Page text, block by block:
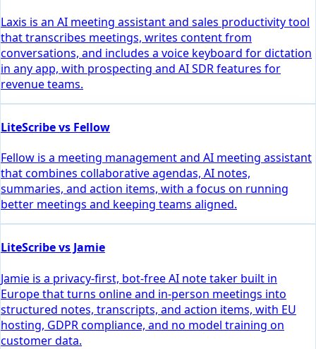
Laxis is an AI meeting assistant and sales productivity tool
that transcribes meetings, writes content from
conversations, and includes a voice keyboard for dictation
in any app, with prospecting and AI SDR features for
revenue teams.
LiteScribe vs Fellow
Fellow is a meeting management and AI meeting assistant
that combines collaborative agendas, AI notes,
summaries, and action items, with a focus on running
better meetings and keeping teams aligned.
LiteScribe vs Jamie
Jamie is a privacy-first, bot-free AI note taker built in
Europe that turns online and in-person meetings into
structured notes, transcripts, and action items, with EU
hosting, GDPR compliance, and no model training on
customer data.